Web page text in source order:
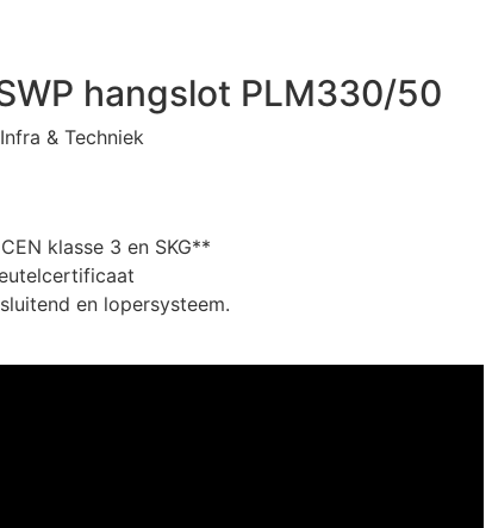
hangslot PLM330/50
& Techniek
klasse 3 en SKG**
en lopersysteem.